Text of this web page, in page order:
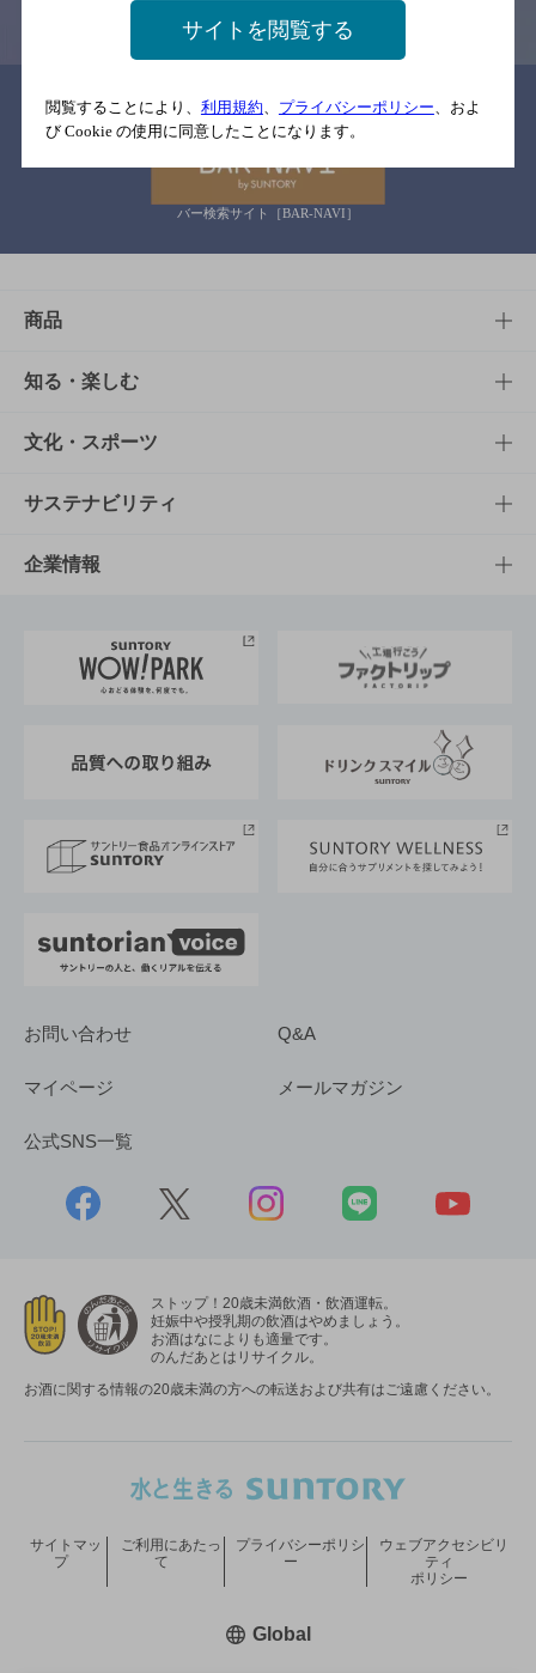
関連リンク
バー検索サイト［BAR-NAVI］
商品
商品TOP
商品一覧
商品発売情報
栄養成分一覧
知る・楽しむ
知る・楽しむTOP
キャンペーン
工場見学
地域情報
文化・スポーツ
文化・スポーツTOP
サントリーホール
サントリーサンバーズ大阪
サステナビリティ
サステナビリティTOP
サントリーが考えるサステナビリティ経営
企業情報
企業概要
採用情報
お問い合わせ Q&A
マイページ メールマガジン
公式SNS一覧
ストップ！20歳未満飲酒・飲酒運転。
妊娠中や授乳期の飲酒はやめましょう。
お酒はなによりも適量です。
のんだあとはリサイクル。
お酒に関する情報の20歳未満の方への転送および共有はご遠慮ください。
サイトマッ
プ
ご利用にあたっ
て
プライバシーポリシ
ー
ウェブアクセシビリ
ティ
ポリシー
Global新しいウィンドウで開く
サイトを閲覧する
閲覧することにより、 利用規約、 プライバシーポリシー、およ
び Cookie の使用に同意したことになります。